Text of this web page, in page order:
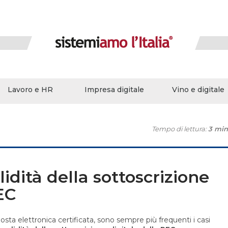
Lavoro e HR Impresa digitale Vino e digitale
Tempo di lettura:3
della sottoscrizione
elettronica certificata, sono sempre più frequenti i casi